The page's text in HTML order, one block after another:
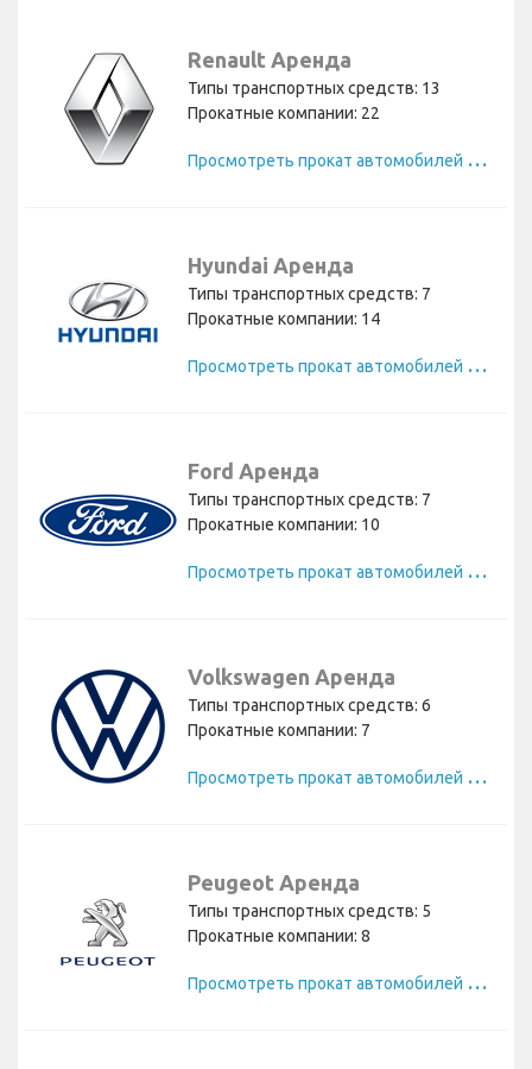
Renault Аренда
Типы транспортных средств: 13
Прокатные компании: 22
П
росмотреть прокат автомобилей Renault
Hyundai Аренда
Типы транспортных средств: 7
Прокатные компании: 14
П
росмотреть прокат автомобилей Hyundai
Ford Аренда
Типы транспортных средств: 7
Прокатные компании: 10
П
росмотреть прокат автомобилей Ford
Volkswagen Аренда
Типы транспортных средств: 6
Прокатные компании: 7
П
росмотреть прокат автомобилей Volkswagen
Peugeot Аренда
Типы транспортных средств: 5
Прокатные компании: 8
П
росмотреть прокат автомобилей Peugeot